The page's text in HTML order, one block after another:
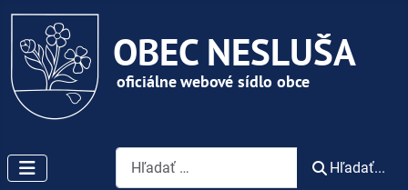
Vyhľadávanie
Hľadať...